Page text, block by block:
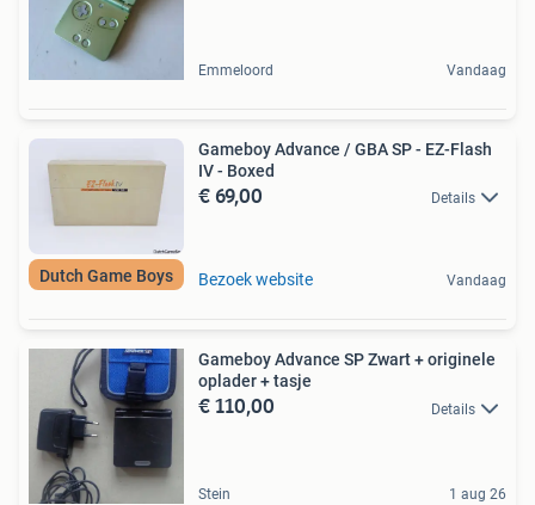
Emmeloord Vandaag
Dutch Game Boys
Gameboy Advance / GBA SP - EZ-Flash
IV - Boxed
€ 69,00 Details
Bezoek website Vandaag
Gameboy Advance SP Zwart + originele
oplader + tasje
€ 110,00 Details
Stein 1 aug 26